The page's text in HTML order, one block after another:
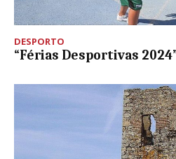
DESPORTO
“Férias Desportivas